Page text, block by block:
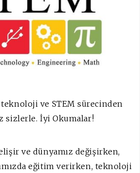
ve STEM sürecinden
sizlerle. İyi Okumalar!
ve dünyamız değişirken,
eğitim verirken, teknoloji